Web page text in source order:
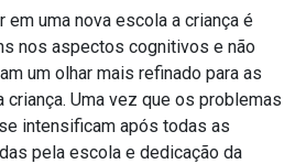
em uma nova escola a criança é
nos aspectos cognitivos e não
um olhar mais refinado para as
Uma vez que os problemas
intensificam após todas as
pela escola e dedicação da